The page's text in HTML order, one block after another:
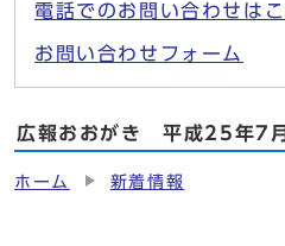
電話でのお問い合わせは
お問い合わせフォーム
広報おおがき 平成25年7
ホーム 新着情報